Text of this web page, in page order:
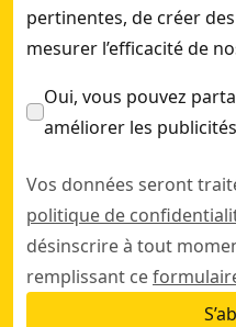
pertinentes, de créer
mesurer l’efficacité de
Oui, vous pouvez
améliorer les
Vos données seront
politique de
désinscrire à tout
remplissant ce